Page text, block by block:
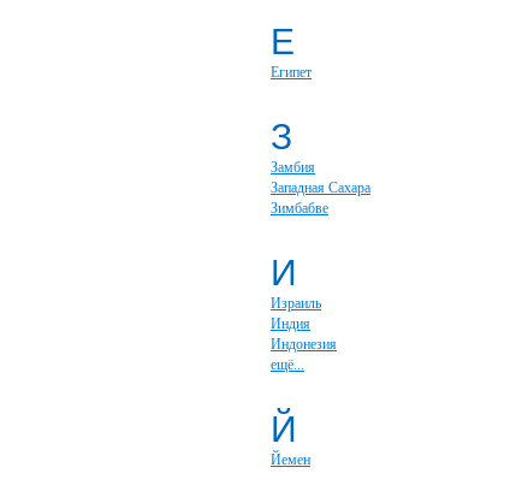
Е
Египет
З
Замбия
Западная Сахара
Зимбабве
И
Израиль
Индия
Индонезия
ещё...
Й
Йемен